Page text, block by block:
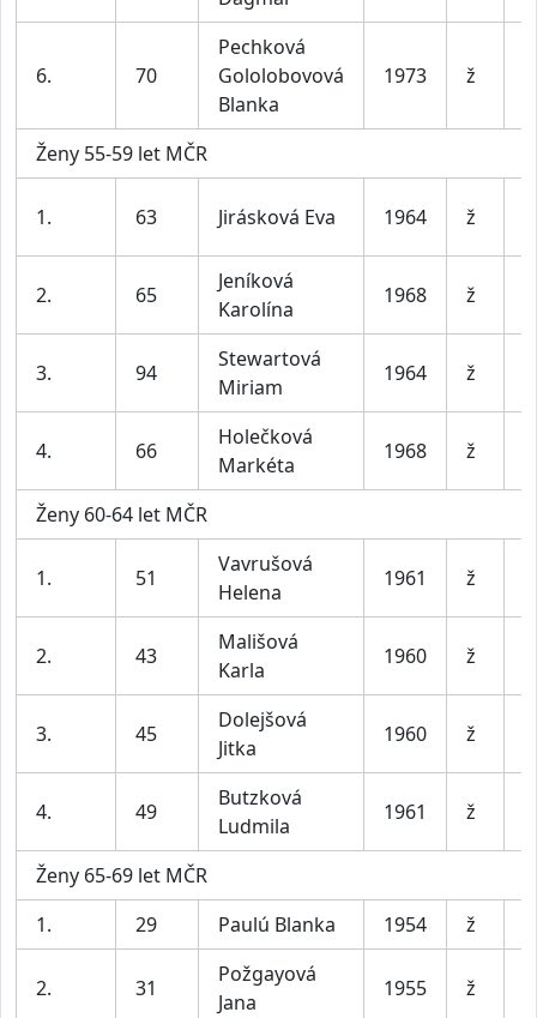
6. 70
Pechková
Gololobovová
Blanka
1973 ž
Ženy 55-59 let MČR
1. 63 Jirásková Eva 1964 ž
2. 65
Jeníková
Karolína
1968 ž
3. 94
Stewartová
Miriam
1964 ž
4. 66
Holečková
Markéta
1968 ž
Ženy 60-64 let MČR
1. 51
Vavrušová
Helena
1961 ž
2. 43
Mališová
Karla
1960 ž
3. 45
Dolejšová
Jitka
1960 ž
4. 49
Butzková
Ludmila
1961 ž
Ženy 65-69 let MČR
1.
29 Paulú Blanka 1954 ž
2. 31
Požgayová
Jana
1955 ž